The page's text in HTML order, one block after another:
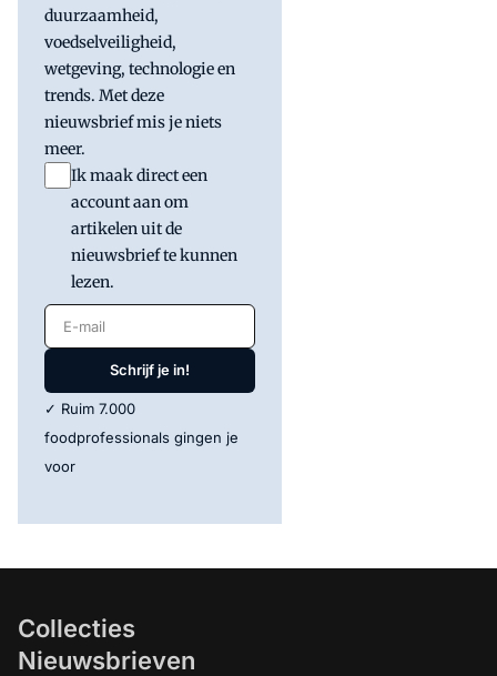
duurzaamheid,
voedselveiligheid,
wetgeving, technologie en
trends. Met deze
nieuwsbrief mis je niets
meer.
Ik maak direct een
account aan om
artikelen uit de
nieuwsbrief te kunnen
lezen.
E-mail
Schrijf je in!
✓ Ruim 7.000
foodprofessionals gingen je
voor
Collecties
Nieuwsbrieven